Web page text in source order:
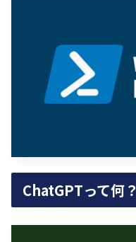
ChatGPTって何？